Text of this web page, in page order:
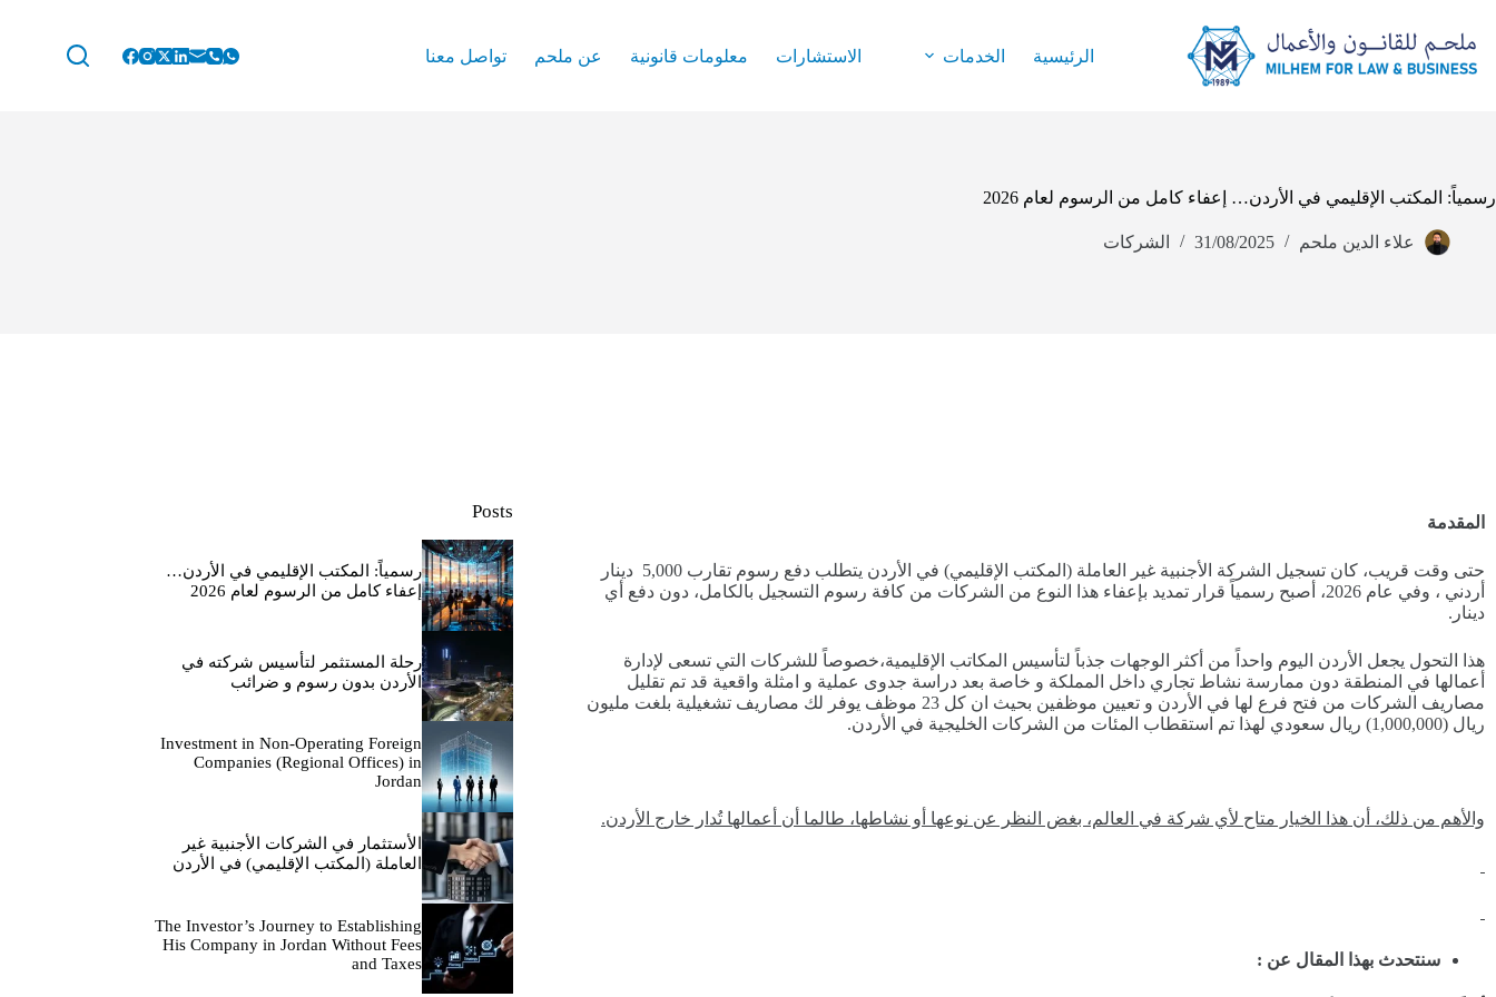
الرئيسية الخدمات الاستشارات معلومات قانونية عن ملحم تواصل معنا
رسمياً: المكتب الإقليمي في الأردن… إعفاء كامل من الرسوم لعام 2026
علاء الدين ملحم 31/08/2025 الشركات
المقدمة
حتى وقت قريب، كان تسجيل الشركة الأجنبية غير العاملة (المكتب الإقليمي) في الأردن يتطلب دفع رسوم تقارب 5,000 دينار
أردني ، وفي عام 2026، أصبح رسمياً قرار تمديد بإعفاء هذا النوع من الشركات من كافة رسوم التسجيل بالكامل، دون دفع أي
دينار.
هذا التحول يجعل الأردن اليوم واحداً من أكثر الوجهات جذباً لتأسيس المكاتب الإقليمية،خصوصاً للشركات التي تسعى لإدارة
أعمالها في المنطقة دون ممارسة نشاط تجاري داخل المملكة و خاصة بعد دراسة جدوى عملية و امثلة واقعية قد تم تقليل
مصاريف الشركات من فتح فرع لها في الأردن و تعيين موظفين بحيث ان كل 23 موظف يوفر لك مصاريف تشغيلية بلغت مليون
ريال (1,000,000) ريال سعودي لهذا تم استقطاب المئات من الشركات الخليجية في الأردن.
والأهم من ذلك، أن هذا الخيار متاح لأي شركة في العالم، بغض النظر عن نوعها أو نشاطها، طالما أن أعمالها تُدار خارج الأردن.
سنتحدث بهذا المقال عن :
Posts
رسمياً: المكتب الإقليمي في الأردن…
إعفاء كامل من الرسوم لعام 2026
رحلة المستثمر لتأسيس شركته في
الأردن بدون رسوم و ضرائب
Investment in Non-Operating Foreign
Companies (Regional Offices) in
Jordan
الأستثمار في الشركات الأجنبية غير
العاملة (المكتب الإقليمي) في الأردن
The Investor’s Journey to Establishing
His Company in Jordan Without Fees
and Taxes